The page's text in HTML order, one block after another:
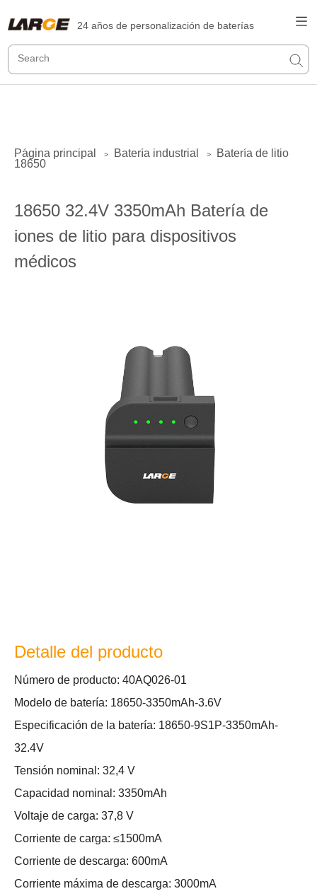
24 años de personalización de baterías
Página principal > Batería industrial >
Batería de litio
18650
18650 32.4V 3350mAh Batería de
iones de litio para dispositivos
médicos
Detalle del producto
Número de producto: 40AQ026-01
Modelo de batería: 18650-3350mAh-3.6V
Especificación de la batería: 18650-9S1P-3350mAh-
32.4V
Tensión nominal: 32,4 V
Capacidad nominal: 3350mAh
Voltaje de carga: 37,8 V
Corriente de carga: ≤1500mA
Corriente de descarga: 600mA
Corriente máxima de descarga: 3000mA